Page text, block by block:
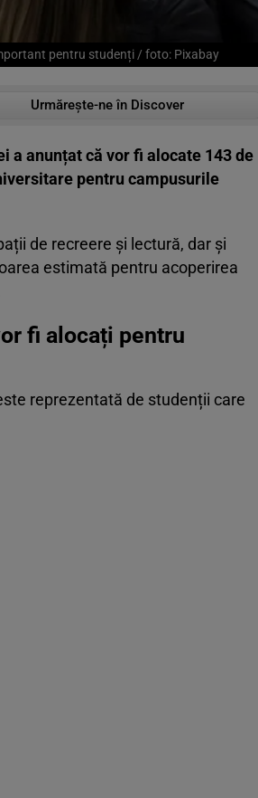
pentru studenți / foto: Pixabay
Urmărește-ne în Discover
a anunțat că vor fi alocate 143 de
pentru campusurile
de recreere și lectură, dar și
estimată pentru acoperirea
fi alocați pentru
reprezentată de studenții care